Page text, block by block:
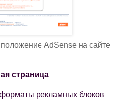
AdSense на сайте
страница
рекламных блоков